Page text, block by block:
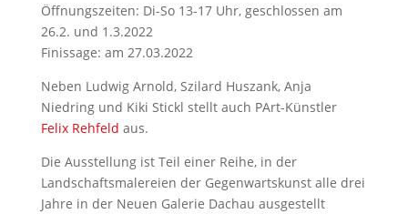
Öffnungszeiten: Di-So 13-17 Uhr, geschlossen am
26.2. und 1.3.2022
Finissage: am 27.03.2022
Neben Ludwig Arnold, Szilard Huszank, Anja
Niedring und Kiki Stickl stellt auch PArt-Künstler
Felix Rehfeld aus.
Die Ausstellung ist Teil einer Reihe, in der
Landschaftsmalereien der Gegenwartskunst alle drei
Jahre in der Neuen Galerie Dachau ausgestellt